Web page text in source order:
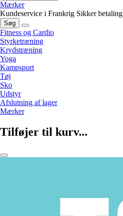
Mærker
Kundeservice i Frankrig Sikker betaling
Søg
Fitness og Cardio
Styrketræning
Krydstræning
Yoga
Kampsport
Tøj
Sko
Udstyr
Afslutning af lager
Mærker
Tilføjer til kurv...